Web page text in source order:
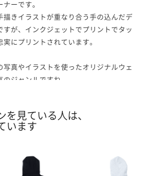
ナーです。
描きイラストが重なり合う手の込んだデ
すが、インクジェットでプリントでタッ
実にプリントされています。
写真やイラストを使ったオリジナルウェ
のジャンルですね。
を見ている人は、
います